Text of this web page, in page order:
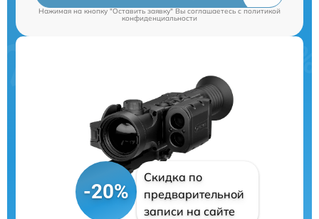
Нажимая на кнопку "Оставить заявку" Вы соглашаетесь cполитикой
конфиденциальности
-20%
Скидка по
предварительной
записи на сайте